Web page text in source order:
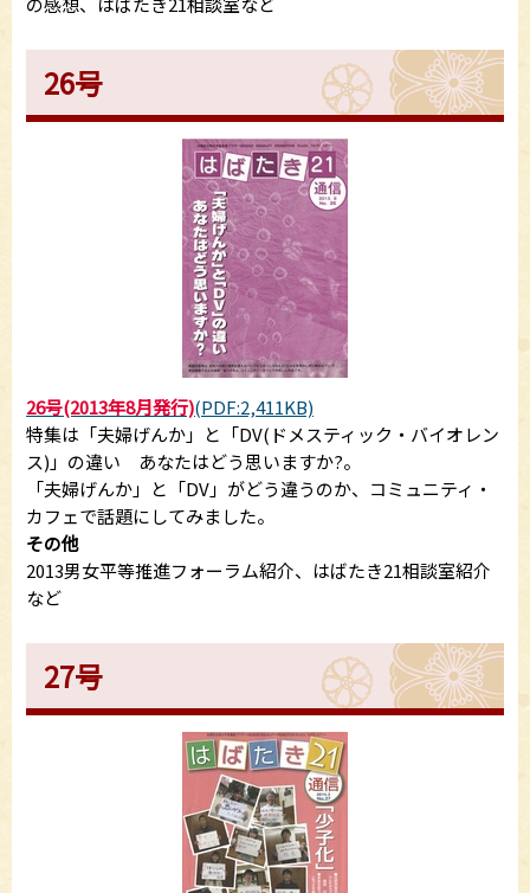
26号
26号(2013年8月発行)(PDF:2,411KB)
特集は「夫婦げんか」と「DV(ドメスティック・バイオレン
ス)」の違い あなたはどう思いますか?。
「夫婦げんか」と「DV」がどう違うのか、コミュニティ・
カフェで話題にしてみました。
その他
2013男女平等推進フォーラム紹介、はばたき21相談室紹介
など
27号